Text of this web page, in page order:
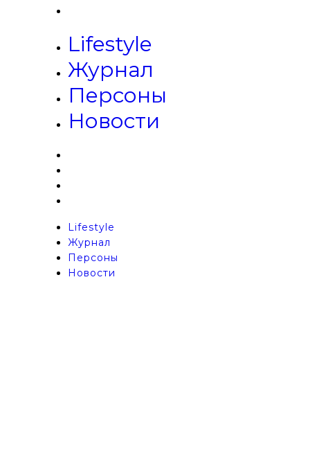
Lifestyle
Журнал
Персоны
Новости
Lifestyle
Журнал
Персоны
Новости